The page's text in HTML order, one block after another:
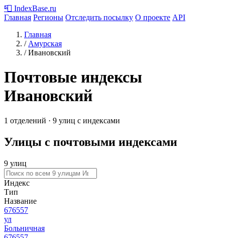
📮 IndexBase.ru
Главная Регионы Отследить посылку О проекте API
Главная
/ Амурская
/ Ивановский
Почтовые индексы
Ивановский
1 отделений · 9 улиц с индексами
Улицы с почтовыми индексами
9 улиц
Индекс
Тип
Название
676557
ул
Больничная